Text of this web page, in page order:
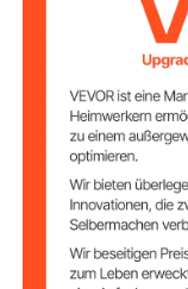
Pumpengröße (L x
Durchmesser des
Ständers
Höhe des